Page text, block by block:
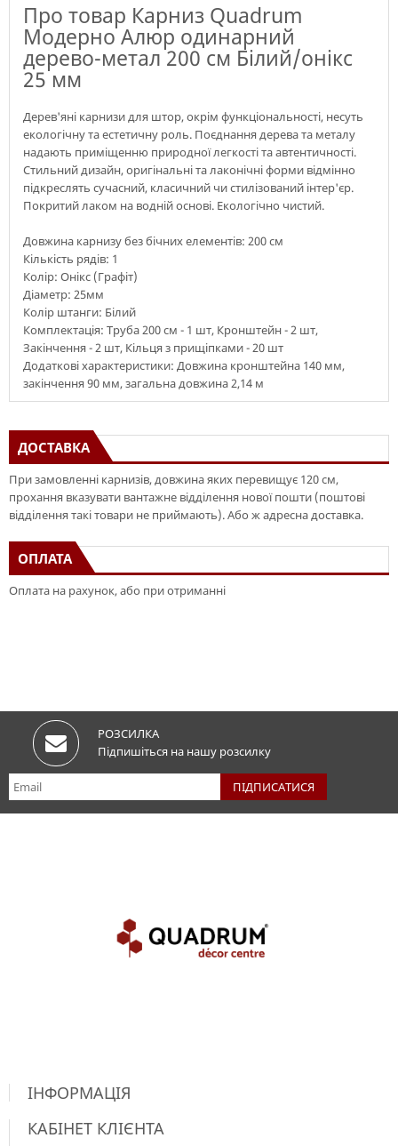
Про товар Карниз Quadrum
Модерно Алюр одинарний
дерево-метал 200 см Білий/онікс
25 мм
Дерев'яні карнизи для штор, окрім функціональності, несуть
екологічну та естетичну роль. Поєднання дерева та металу
надають приміщенню природної легкості та автентичності.
Стильний дизайн, оригінальні та лаконічні форми відмінно
підкреслять сучасний, класичний чи стилізований інтер'єр.
Покритий лаком на водній основі. Екологічно чистий.
Довжина карнизу без бічних елементів: 200 см
Кількість рядів: 1
Колір: Онікс (Графіт)
Діаметр: 25мм
Колір штанги: Білий
Комплектація: Труба 200 см - 1 шт, Кронштейн - 2 шт,
Закінчення - 2 шт, Кільця з прищіпками - 20 шт
Додаткові характеристики: Довжина кронштейна 140 мм,
закінчення 90 мм, загальна довжина 2,14 м
ДОСТАВКА
При замовленні карнизів, довжина яких перевищує 120 см,
прохання вказувати вантажне відділення нової пошти (поштові
відділення такі товари не приймають). Або ж адресна доставка.
ОПЛАТА
Оплата на рахунок, або при отриманні
РОЗСИЛКА
Підпишіться на нашу розсилку
ІНФОРМАЦІЯ
КАБІНЕТ КЛІЄНТА